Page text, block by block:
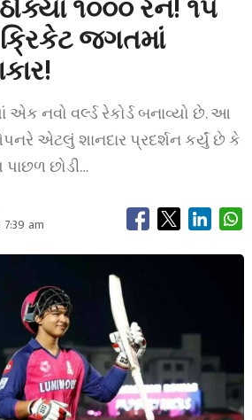
૧૦૦૦ રન! ૧૫
જગતમાં
નવો વર્લ્ડ રેકોર્ડ બનાવ્યો છે. આ
એટલું શાનદાર પ્રદર્શન કર્યું છે કે
છોડી…
am